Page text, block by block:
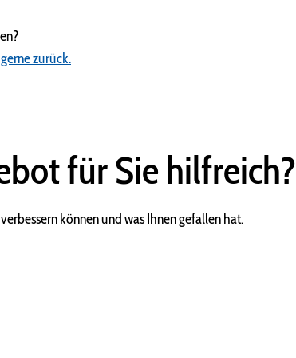
zurück.
für Sie hilfreich?
können und was Ihnen gefallen hat.